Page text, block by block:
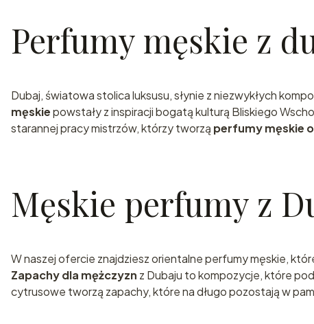
Perfumy męskie z
Dubaj, światowa stolica luksusu, słynie z niezwykłych
męskiepowstały z inspiracji bogatą kulturą Bliskiego
starannej pracy mistrzów, którzy tworzą perfumy męskie
Męskie perfumy z
W naszej ofercie znajdziesz orientalne perfumy męskie,
Zapachy dla mężczyzn z Dubaju to kompozycje, które
cytrusowe tworzą zapachy, które na długo pozostają w